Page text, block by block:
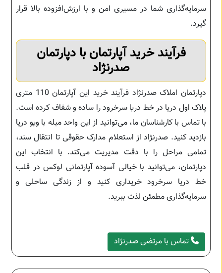
سرمایه‌گذاری شما در مسیری امن و با ارزش‌افزوده بالا قرار
گیرد.
فرآیند خرید آپارتمان با دپارتمان
صدرنژاد
دپارتمان املاک صدرنژاد فرآیند خرید این آپارتمان 110 متری
پلاک اول دریا در خط دریا سرخرود را ساده و شفاف کرده است.
با تماس با کارشناسان ما، می‌توانید از این واحد مبله با ویو دریا
بازدید کنید. صدرنژاد از استعلام مدارک حقوقی تا انتقال سند،
تمامی مراحل را با دقت مدیریت می‌کند. با انتخاب این
دپارتمان، می‌توانید با خیالی آسوده آپارتمانی لوکس در قلب
خط دریا سرخرود خریداری کنید و از زندگی ساحلی و
سرمایه‌گذاری مطمئن لذت ببرید.
تماس با مرتضی صدرنژاد